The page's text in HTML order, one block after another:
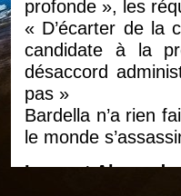
profonde », les
« D’écarter de la
candidate à la
désaccord
pas »
Bardella n’a rien
le monde
Laurent